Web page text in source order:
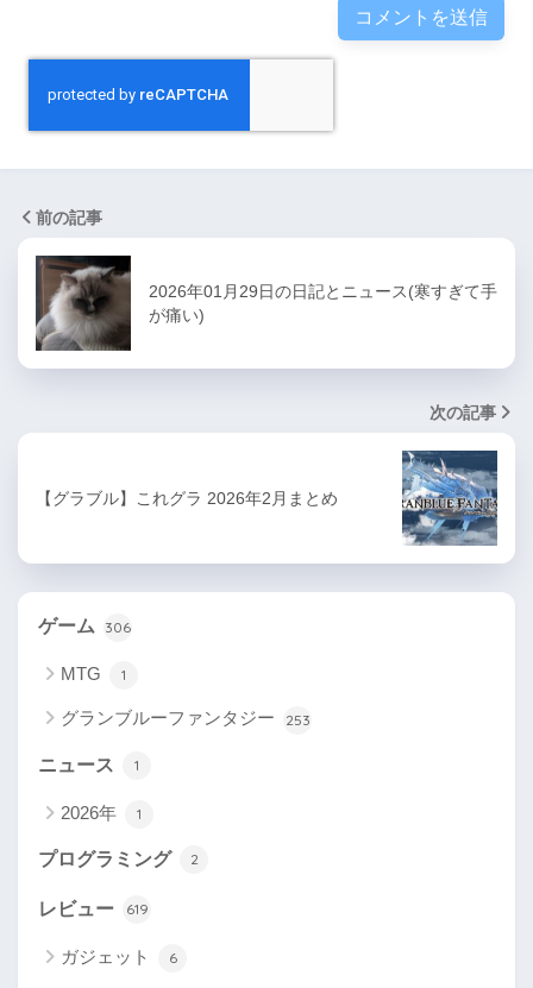
前の記事
2026年01月29日の日記とニュース(寒すぎて手
が痛い)
次の記事
【グラブル】これグラ 2026年2月まとめ
ゲーム 306
MTG 1
グランブルーファンタジー 253
ニュース 1
2026年 1
プログラミング 2
レビュー 619
ガジェット 6